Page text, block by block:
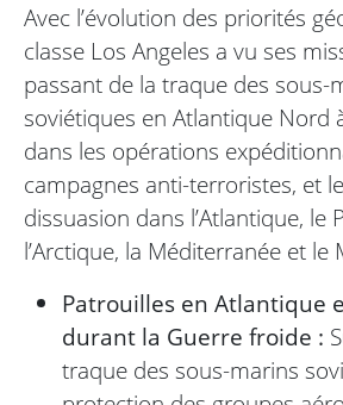
Avec l’évolution des priorités
classe Los Angeles a vu ses
passant de la traque des sous-
soviétiques en Atlantique Nord
dans les opérations
campagnes anti-terroristes, et
dissuasion dans l’Atlantique, le
l’Arctique, la Méditerranée et le
Patrouilles en Atlantique
durant la Guerre froide :
traque des sous-marins